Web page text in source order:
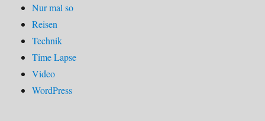
Nur mal so
Reisen
Technik
Time Lapse
Video
WordPress